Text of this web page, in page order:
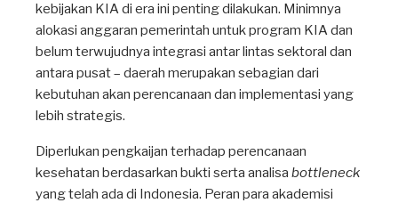
kebijakan KIA di era ini penting dilakukan. Minimnya
alokasi anggaran pemerintah untuk program KIA dan
belum terwujudnya integrasi antar lintas sektoral dan
antara pusat – daerah merupakan sebagian dari
kebutuhan akan perencanaan dan implementasi yang
lebih strategis.
Diperlukan pengkaijan terhadap perencanaan
kesehatan berdasarkan bukti serta analisa bottleneck
yang telah ada di Indonesia. Peran para akademisi